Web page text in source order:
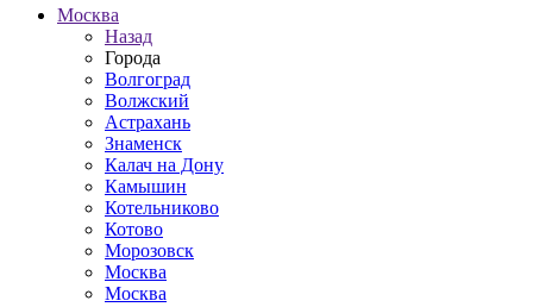
Москва
Назад
Города
Волгоград
Волжский
Астрахань
Знаменск
Калач на Дону
Камышин
Котельниково
Котово
Морозовск
Москва
Москва